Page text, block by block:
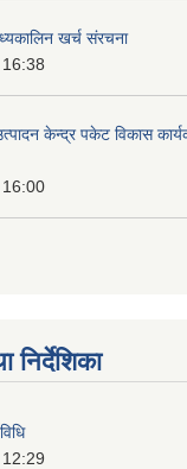
खर्च संरचना
केन्द्र पकेट विकास